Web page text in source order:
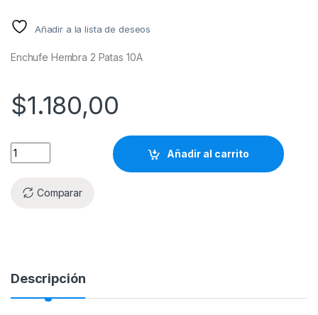
Añadir a la lista de deseos
Enchufe Hembra 2 Patas 10A
$1.180,00
Añadir al carrito
Comparar
Descripción